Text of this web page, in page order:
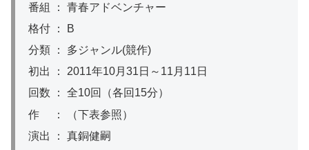
番組 ： 青春アドベンチャー
格付 ： B
分類 ： 多ジャンル(競作)
初出 ： 2011年10月31日～11月11日
回数 ： 全10回（各回15分）
作 ： （下表参照）
演出 ： 真銅健嗣